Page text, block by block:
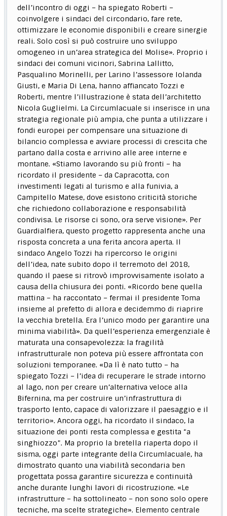
dell’incontro di oggi – ha spiegato Roberti –
coinvolgere i sindaci del circondario, fare rete,
ottimizzare le economie disponibili e creare sinergie
reali. Solo così si può costruire uno sviluppo
omogeneo in un’area strategica del Molise». Proprio i
sindaci dei comuni vicinori, Sabrina Lallitto,
Pasqualino Morinelli, per Larino l’assessore Iolanda
Giusti, e Maria Di Lena, hanno affiancato Tozzi e
Roberti, mentre l’illustrazione è stata dell’architetto
Nicola Guglielmi. La Circumlacuale si inserisce in una
strategia regionale più ampia, che punta a utilizzare i
fondi europei per compensare una situazione di
bilancio complessa e avviare processi di crescita che
partano dalla costa e arrivino alle aree interne e
montane. «Stiamo lavorando su più fronti – ha
ricordato il presidente – da Capracotta, con
investimenti legati al turismo e alla funivia, a
Campitello Matese, dove esistono criticità storiche
che richiedono collaborazione e responsabilità
condivisa. Le risorse ci sono, ora serve visione». Per
Guardialfiera, questo progetto rappresenta anche una
risposta concreta a una ferita ancora aperta. Il
sindaco Angelo Tozzi ha ripercorso le origini
dell’idea, nate subito dopo il terremoto del 2018,
quando il paese si ritrovò improvvisamente isolato a
causa della chiusura dei ponti. «Ricordo bene quella
mattina – ha raccontato – fermai il presidente Toma
insieme al prefetto di allora e decidemmo di riaprire
la vecchia bretella. Era l’unico modo per garantire una
minima viabilità». Da quell’esperienza emergenziale è
maturata una consapevolezza: la fragilità
infrastrutturale non poteva più essere affrontata con
soluzioni temporanee. «Da lì è nato tutto – ha
spiegato Tozzi – l’idea di recuperare le strade intorno
al lago, non per creare un’alternativa veloce alla
Bifernina, ma per costruire un’infrastruttura di
trasporto lento, capace di valorizzare il paesaggio e il
territorio». Ancora oggi, ha ricordato il sindaco, la
situazione dei ponti resta complessa e gestita “a
singhiozzo”. Ma proprio la bretella riaperta dopo il
sisma, oggi parte integrante della Circumlacuale, ha
dimostrato quanto una viabilità secondaria ben
progettata possa garantire sicurezza e continuità
anche durante lunghi lavori di ricostruzione. «Le
infrastrutture – ha sottolineato – non sono solo opere
tecniche, ma scelte strategiche». Elemento centrale